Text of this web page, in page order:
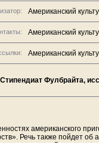
Американский
Американский
Американский
Фулбрайта,
американского
Речь также пойдет